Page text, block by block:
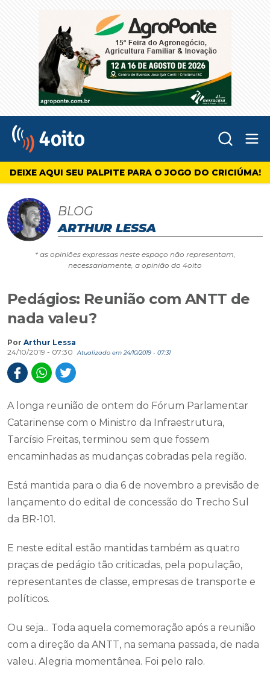
4oito
DEIXE AQUI SEU PALPITE PARA O JOGO DO CRICIÚMA!
BLOG
ARTHUR LESSA
* as opiniões expressas neste espaço não representam,
necessariamente, a opinião do 4oito
Pedágios: Reunião com ANTT de
nada valeu?
Por Arthur Lessa
24/10/2019 - 07:30
Atualizado em 24/10/2019 - 07:31
A longa reunião de ontem do Fórum Parlamentar
Catarinense com o Ministro da Infraestrutura,
Tarcísio Freitas, terminou sem que fossem
encaminhadas as mudanças cobradas pela região.
Está mantida para o dia 6 de novembro a previsão de
lançamento do edital de concessão do Trecho Sul
da BR-101.
E neste edital estão mantidas também as quatro
praças de pedágio tão criticadas, pela população,
representantes de classe, empresas de transporte e
políticos.
Ou seja... Toda aquela comemoração após a reunião
com a direção da ANTT, na semana passada, de nada
valeu. Alegria momentânea. Foi pelo ralo.